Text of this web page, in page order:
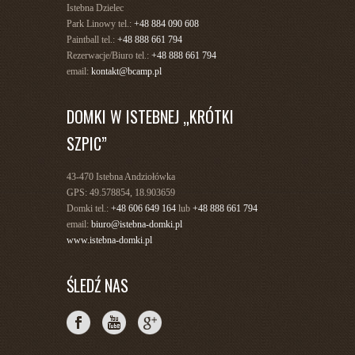
Istebna Dzielec
Park Linowy tel.: +48 884 090 608
Paintball tel.: +48 888 661 794
Rezerwacje/Biuro tel.: +48 888 661 794
email: kontakt@bcamp.pl
DOMKI W ISTEBNEJ „KRÓTKI
SZPIC”
43-470 Istebna Andziołówka
GPS: 49.578854, 18.903659
Domki tel.: +48 606 649 164 lub +48 888 661 794
email: biuro@istebna-domki.pl
www.istebna-domki.pl
ŚLEDŹ NAS